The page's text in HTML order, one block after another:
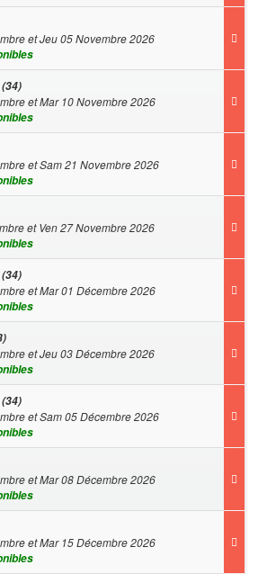
et Jeu 05 Novembre 2026
et Mar 10 Novembre 2026
et Sam 21 Novembre 2026
et Ven 27 Novembre 2026
et Mar 01 Décembre 2026
et Jeu 03 Décembre 2026
et Sam 05 Décembre 2026
et Mar 08 Décembre 2026
et Mar 15 Décembre 2026